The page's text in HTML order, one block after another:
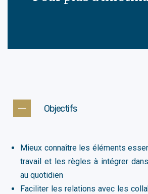
Objectifs
Mieux connaître les éléments
travail et les règles à intégrer
au quotidien​
Faciliter les relations avec les